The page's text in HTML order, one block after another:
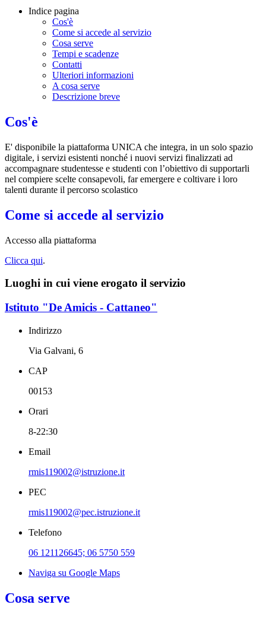
Indice pagina
Cos'è
Come si accede al servizio
Cosa serve
Tempi e scadenze
Contatti
Ulteriori informazioni
A cosa serve
Descrizione breve
Cos'è
E' disponibile la piattaforma UNICA che integra, in un solo spazio
digitale, i servizi esistenti nonché i nuovi servizi finalizzati ad
accompagnare studentesse e studenti con l’obiettivo di supportarli
nel compiere scelte consapevoli, far emergere e coltivare i loro
talenti durante il percorso scolastico
Come si accede al servizio
Accesso alla piattaforma
Clicca qui.
Luoghi in cui viene erogato il servizio
Istituto "De Amicis - Cattaneo"
Indirizzo
Via Galvani, 6
CAP
00153
Orari
8-22:30
Email
rmis119002@istruzione.it
PEC
rmis119002@pec.istruzione.it
Telefono
06 121126645; 06 5750 559
Naviga su Google Maps
Cosa serve